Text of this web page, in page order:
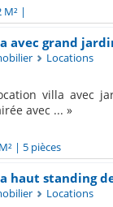
M²|
avec grand
Locations
villa avec
avec ...
| 5 pièces
haut standing
Locations